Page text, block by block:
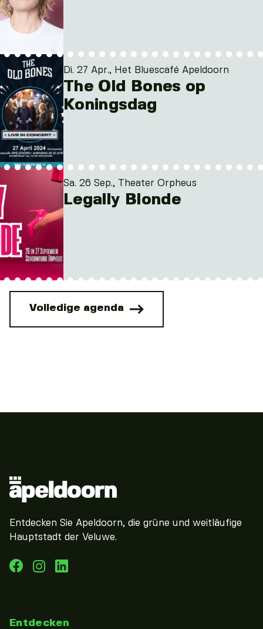
Di. 27 Apr., Het Bluescafé Apeldoorn
The Old Bones op
Koningsdag
Sa. 26 Sep., Theater Orpheus
Legally Blonde
Volledige agenda
Entdecken Sie Apeldoorn, die grüne und weitläufige
Hauptstadt der Veluwe.
Entdecken